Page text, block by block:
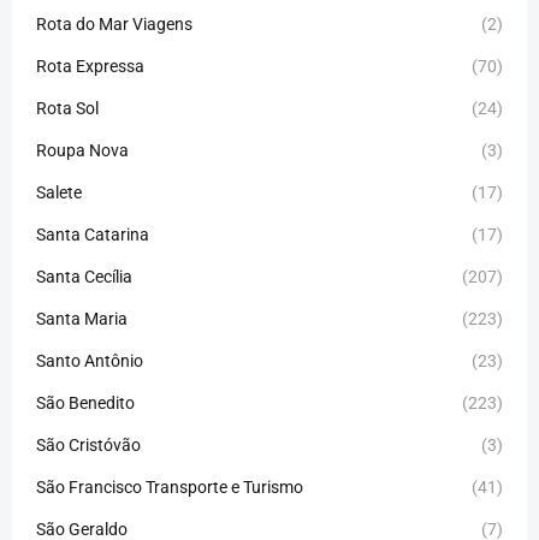
Rota do Mar Viagens (2)
Rota Expressa (70)
Rota Sol (24)
Roupa Nova (3)
Salete (17)
Santa Catarina (17)
Santa Cecília (207)
Santa Maria (223)
Santo Antônio (23)
São Benedito (223)
São Cristóvão (3)
São Francisco Transporte e Turismo (41)
São Geraldo (7)